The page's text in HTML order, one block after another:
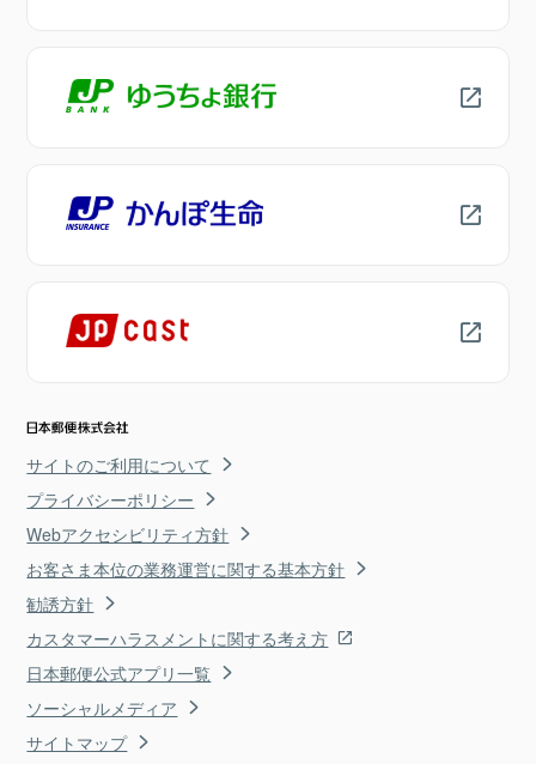
サイトのご利用について
プライバシーポリシー
Webアクセシビリティ方針
お客さま本位の業務運営に関する基本方針
勧誘方針
カスタマーハラスメントに関する考え方
日本郵便公式アプリ一覧
ソーシャルメディア
サイトマップ